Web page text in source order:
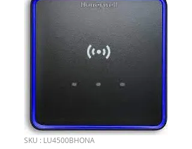
SKU : LU4500BHONA